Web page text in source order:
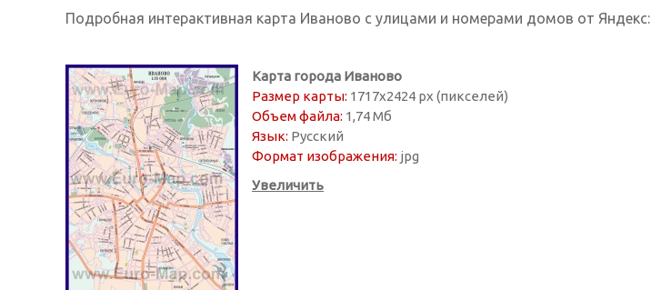
Подробная интерактивная карта Иваново с улицами и номерами домов от Яндекс:
Карта города Иваново
Размер карты: 1717х2424 px (пикселей)
Объем файла: 1,74 Мб
Язык: Русский
Формат изображения: jpg
Увеличить